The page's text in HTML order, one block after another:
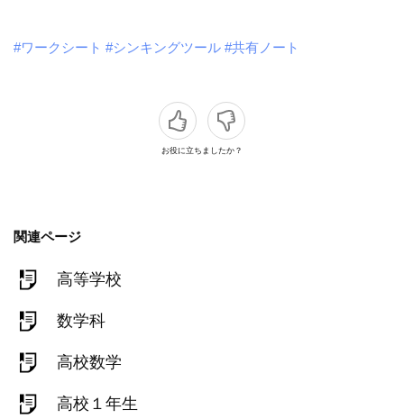
#ワークシート #シンキングツール #共有ノート
お役に立ちましたか？
関連ページ
高等学校
数学科
高校数学
高校１年生